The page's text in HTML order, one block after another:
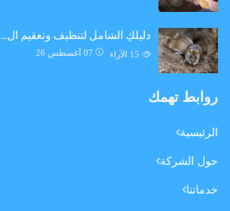
دليلكِ الشامل لتنظيف وتعقيم ال…
07 أغسطس 26 الآراء
روابط تهمك
الرئيسية
حول الشركة
خدماتنا